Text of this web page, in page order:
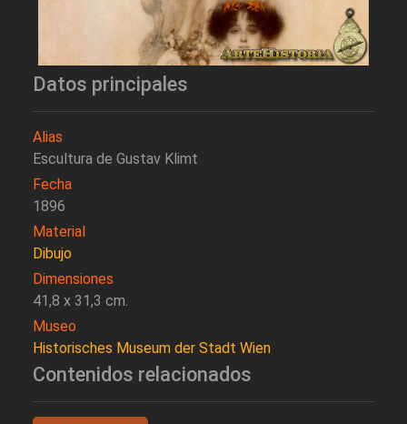
Datos principales
Alias
Escultura de Gustav Klimt
Fecha
1896
Material
Dibujo
Dimensiones
41,8 x 31,3 cm.
Museo
Historisches Museum der Stadt Wien
Contenidos relacionados